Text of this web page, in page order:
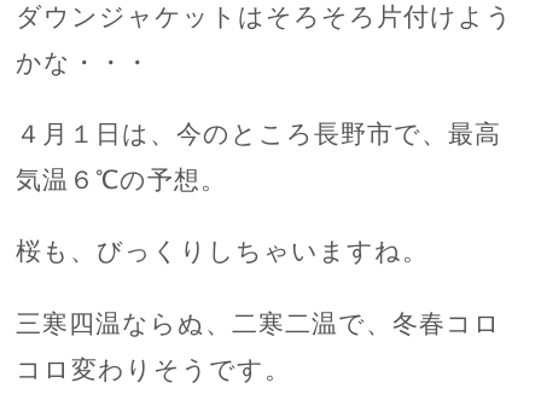
ダウンジャケットはそろそろ片付けよう
かな・・・
４月１日は、今のところ長野市で、最高
気温６℃の予想。
桜も、びっくりしちゃいますね。
三寒四温ならぬ、二寒二温で、冬春コロ
コロ変わりそうです。